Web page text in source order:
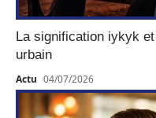
La signification iykyk
urbain
Actu 04/07/2026